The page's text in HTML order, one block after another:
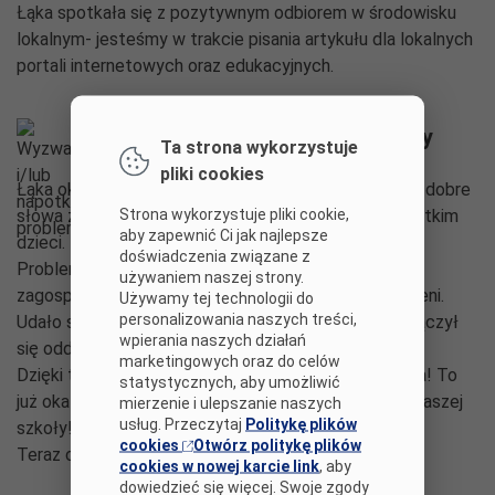
Łąka spotkała się z pozytywnym odbiorem w środowisku
lokalnym- jesteśmy w trakcie pisania artykułu dla lokalnych
portali internetowych oraz edukacyjnych.
Wyzwania i/lub napotkane problemy
Łąka okazała się świetnym pomysłem, otrzymaliśmy dobre
słowa ze strony dyrekcji, rodziców, ale przede wszystkim
dzieci.
Problemem okazał się teren jaki otrzymaliśmy do
zagospodarowania- gleba bardzo twarda, pełna korzeni.
Udało się jednak ten problem rozwiązać- w akcję włączył
się oddział Zieleni Miejskiej Rybnik!
Dzięki tej pomocy przeszliśmy na kolejny etap- siania! To
już okazało się nie lada atrakcją i frajdą dla uczniów naszej
szkoły!
Teraz czekamy na trochę ciepła i słońca!
Ta strona wykorzystuje
pliki cookies
Strona wykorzystuje pliki cookie,
aby zapewnić Ci jak najlepsze
doświadczenia związane z
używaniem naszej strony.
Używamy tej technologii do
personalizowania naszych treści,
wpierania naszych działań
marketingowych oraz do celów
statystycznych, aby umożliwić
mierzenie i ulepszanie naszych
usług. Przeczytaj Politykę plików
cookies
Otwórz politykę plików
cookies w nowej karcie link, aby
dowiedzieć się więcej. Swoje zgody